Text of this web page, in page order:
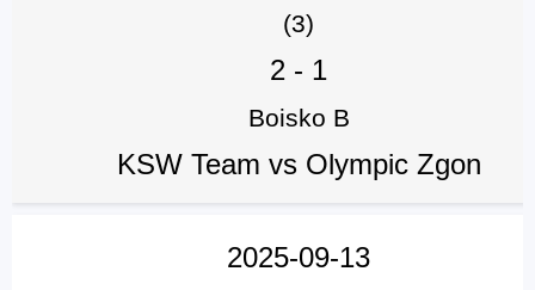
(3)
2 - 1
Boisko B
KSW Team vs Olympic Zgon
2025-09-13